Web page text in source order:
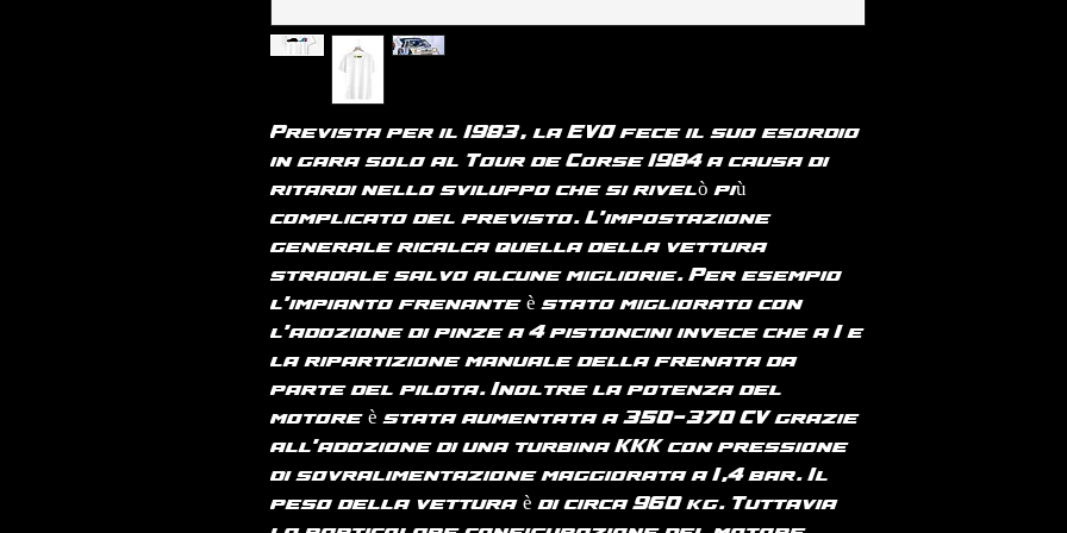
Prevista per il 1983, la EVO fece il suo esordio
in gara solo al Tour de Corse 1984 a causa di
ritardi nello sviluppo che si rivelò più
complicato del previsto. L'impostazione
generale ricalca quella della vettura
stradale salvo alcune migliorie. Per esempio
l'impianto frenante è stato migliorato con
l'adozione di pinze a 4 pistoncini invece che a 1 e
la ripartizione manuale della frenata da
parte del pilota. Inoltre la potenza del
motore è stata aumentata a 350-370 CV grazie
all'adozione di una turbina KKK con pressione
di sovralimentazione maggiorata a 1,4 bar. Il
peso della vettura è di circa 960 kg. Tuttavia
manica e fondo